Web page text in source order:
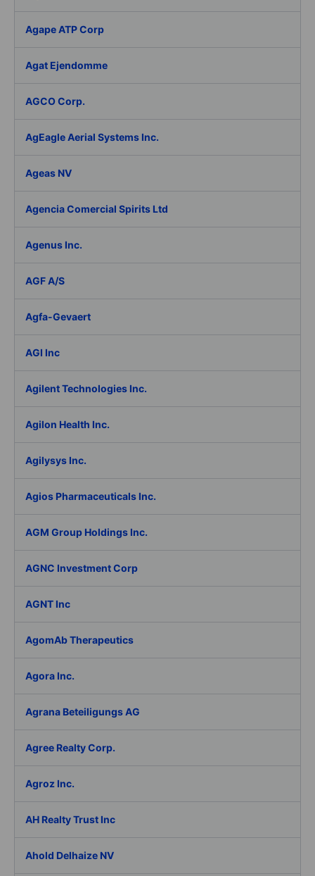
Agape ATP Corp
Agat Ejendomme
AGCO Corp.
AgEagle Aerial Systems Inc.
Ageas NV
Agencia Comercial Spirits Ltd
Agenus Inc.
AGF A/S
Agfa-Gevaert
AGI Inc
Agilent Technologies Inc.
Agilon Health Inc.
Agilysys Inc.
Agios Pharmaceuticals Inc.
AGM Group Holdings Inc.
AGNC Investment Corp
AGNT Inc
AgomAb Therapeutics
Agora Inc.
Agrana Beteiligungs AG
Agree Realty Corp.
Agroz Inc.
AH Realty Trust Inc
Ahold Delhaize NV